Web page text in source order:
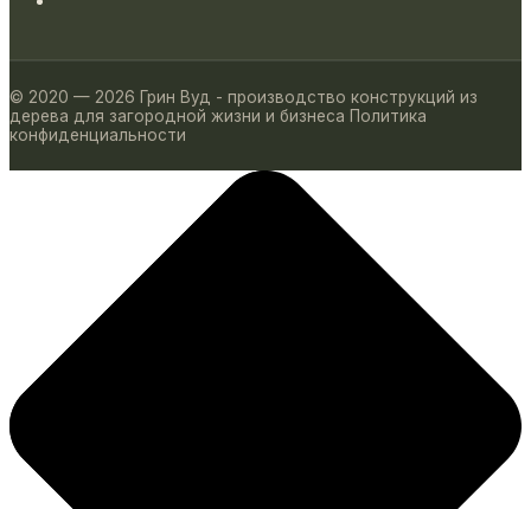
© 2020 — 2026 Грин Вуд - производство конструкций из
дерева для загородной жизни и бизнеса Политика
конфиденциальности